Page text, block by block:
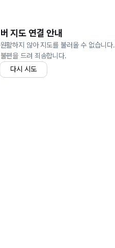
지도 연결 안내
활하지 않아 지도를 불러올 수 없습니다.
편을 드려 죄송합니다.
다시 시도